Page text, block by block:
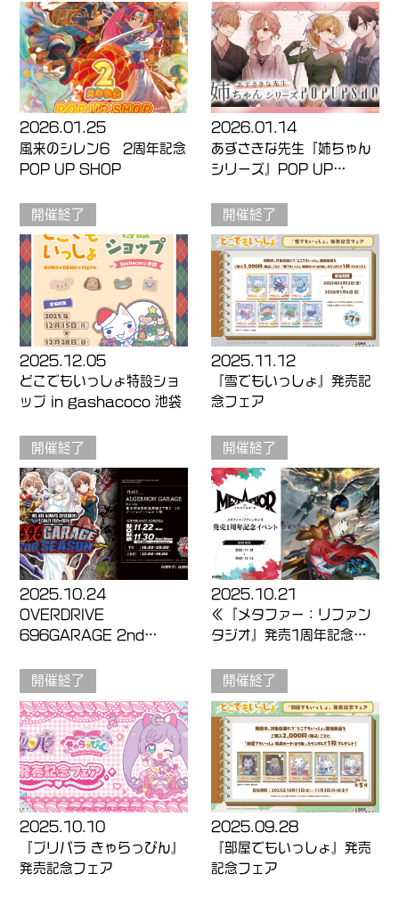
2026.01.25
風来のシレン6 2周年記念
POP UP SHOP
2026.01.14
あずさきな先生『姉ちゃん
シリーズ』POP UP
開催終了
2025.12.05
どこでもいっしょ特設ショ
ップ in gashacoco 池袋
開催終了
2025.11.12
『雪でもいっしょ』発売記
念フェア
開催終了
2025.10.24
OVERDRIVE
696GARAGE 2nd
開催終了
2025.10.21
≪『メタファー：リファン
タジオ』発売1周年記念イ
開催終了
2025.10.10
『プリパラ きゃらっぴん』
発売記念フェア
開催終了
2025.09.28
『部屋でもいっしょ』発売
記念フェア